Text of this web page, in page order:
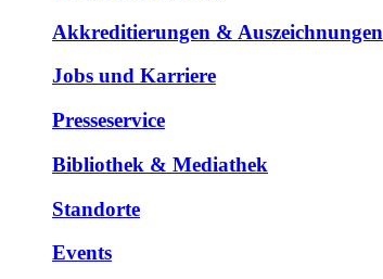
Akkreditierungen & Auszeichnungen
Jobs und Karriere
Presseservice
Bibliothek & Mediathek
Standorte
Events